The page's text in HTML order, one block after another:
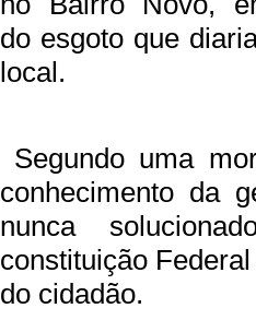
do esgoto que
local.
Segundo uma
conhecimento da
nunca
constituição
do cidadão.